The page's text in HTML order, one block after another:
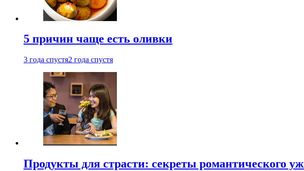
5 причин чаще есть оливки
3 года спустя2 года спустя
Продукты для страсти: секреты романтического